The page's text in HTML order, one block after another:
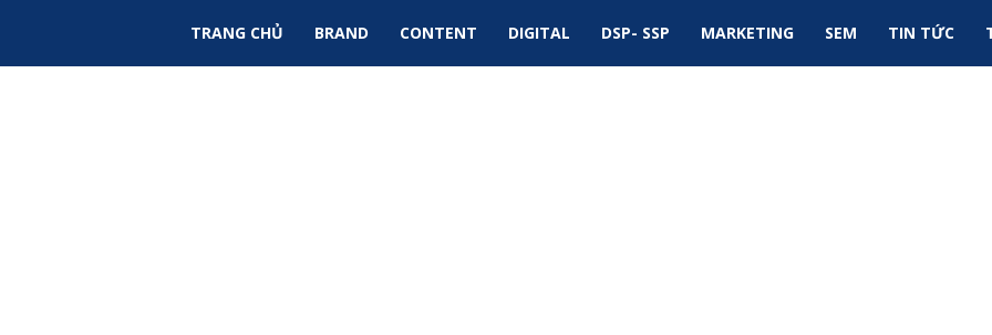
SkyTRANG CHỦ BRAND CONTENT DIGITAL DSP- SSP MARKETING SEM TIN TỨC